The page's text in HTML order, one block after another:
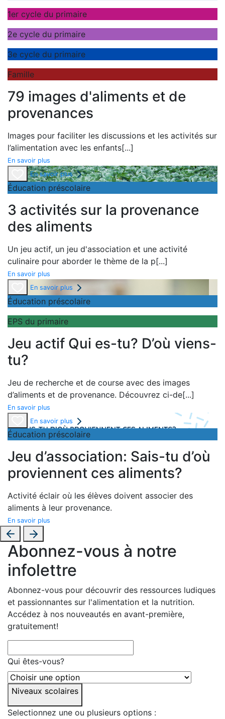
1er cycle du primaire
2e cycle du primaire
3e cycle du primaire
Famille
79 images d'aliments et de
provenances
Images pour faciliter les discussions et les activités sur
l’alimentation avec les enfants[...]
En savoir plus
En savoir plus
Éducation préscolaire
3 activités sur la provenance
des aliments
Un jeu actif, un jeu d'association et une activité
culinaire pour aborder le thème de la p[...]
En savoir plus
En savoir plus
Éducation préscolaire
EPS du primaire
Jeu actif Qui es-tu? D’où viens-
tu?
Jeu de recherche et de course avec des images
d’aliments et de provenance. Découvrez ci-de[...]
En savoir plus
En savoir plus
Éducation préscolaire
Jeu d’association: Sais-tu d’où
proviennent ces aliments?
Activité éclair où les élèves doivent associer des
aliments à leur provenance.
En savoir plus
Abonnez-vous à notre
infolettre
Abonnez-vous pour découvrir des ressources ludiques
et passionnantes sur l'alimentation et la nutrition.
Accédez à nos nouveautés en avant-première,
gratuitement!
Qui êtes-vous?
Niveaux scolaires
Selectionnez une ou plusieurs options :